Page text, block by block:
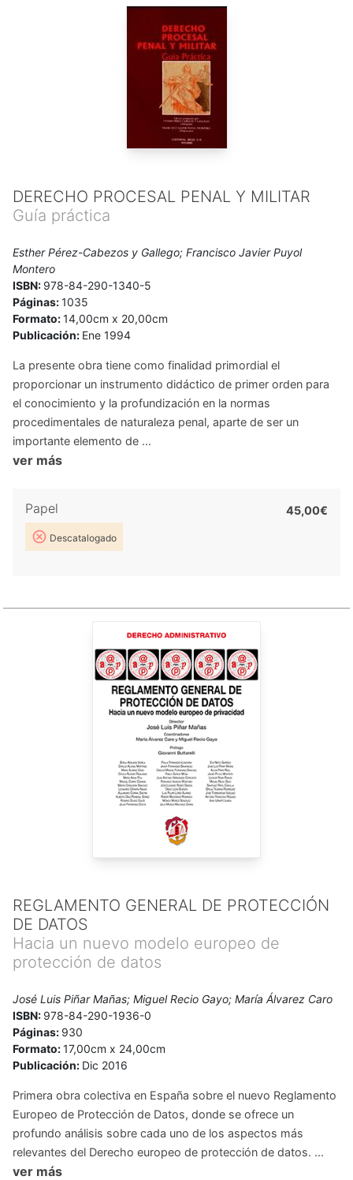
DERECHO PROCESAL PENAL Y MILITAR
Guía práctica
Esther Pérez-Cabezos y Gallego; Francisco Javier Puyol
Montero
ISBN: 978-84-290-1340-5
Páginas:1035
Formato:14,00cm x 20,00cm
Publicación: Ene 1994
La presente obra tiene como finalidad primordial el
proporcionar un instrumento didáctico de primer orden para
el conocimiento y la profundización en la normas
procedimentales de naturaleza penal, aparte de ser un
importante elemento de ...
ver más
Papel
Descatalogado
45,00€
REGLAMENTO GENERAL DE PROTECCIÓN
DE DATOS
Hacia un nuevo modelo europeo de
protección de datos
José Luis Piñar Mañas; Miguel Recio Gayo; María Álvarez Caro
ISBN: 978-84-290-1936-0
Páginas: 930
Formato:17,00cm x 24,00cm
Publicación: Dic 2016
Primera obra colectiva en España sobre el nuevo Reglamento
Europeo de Protección de Datos, donde se ofrece un
profundo análisis sobre cada uno de los aspectos más
relevantes del Derecho europeo de protección de datos. ...
ver más